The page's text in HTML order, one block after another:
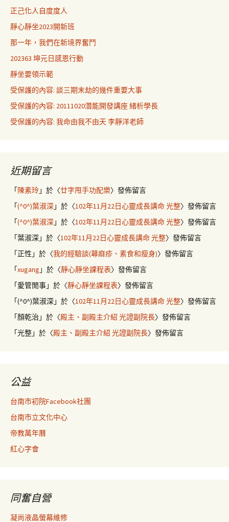
正己化人自度度人
靜心靜坐2023開新班
那一年，我們在新境界奮鬥
202363 坤元日感恩行動
靜坐要領示範
受保護的內容: 談三期末劫的幾件重要大事
受保護的內容: 20111020潛能開發講座 緒析學長
受保護的內容: 我命由我不由天 李靜洋老師
近期留言
「陳素玲」於〈廿字甩手功配樂〉發佈留言
「(^0^)葉淑深」於〈102年11月22日心靈成長講命 光整〉發佈留言
「(^0^)葉淑深」於〈102年11月22日心靈成長講命 光整〉發佈留言
「葉淑深」於〈102年11月22日心靈成長講命 光整〉發佈留言
「正性 」於〈我的經驗談(蕁麻疹、素食和瘦身)〉發佈留言
「xugang 」於〈靜心靜坐課程表〉發佈留言
「愛管閒事」於〈靜心靜坐課程表〉發佈留言
「(^0^)葉淑深」於〈102年11月22日心靈成長講命 光整〉發佈留言
「顏乾治 」於〈殿主、副殿主介紹 光證副院長〉發佈留言
「光整」於〈殿主、副殿主介紹 光證副院長〉發佈留言
公益
台南市初院Facebook社團
台南市立文化中心
帝教萬年曆
紅心字會
同奮自營
凝尚液晶螢幕維修